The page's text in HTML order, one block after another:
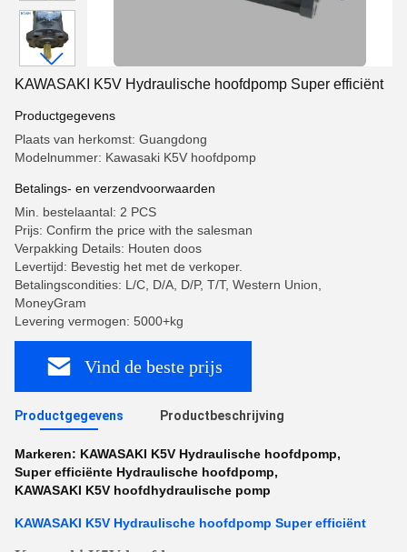
KAWASAKI K5V Hydraulische hoofdpomp Super efficiënt
Productgegevens
Plaats van herkomst: Guangdong
Modelnummer: Kawasaki K5V hoofdpomp
Betalings- en verzendvoorwaarden
Min. bestelaantal: 2 PCS
Prijs: Confirm the price with the salesman
Verpakking Details: Houten doos
Levertijd: Bevestig het met de verkoper.
Betalingscondities: L/C, D/A, D/P, T/T, Western Union,
MoneyGram
Levering vermogen: 5000+kg
Vind de beste prijs
Productgegevens Productbeschrijving
Markeren: KAWASAKI K5V Hydraulische hoofdpomp,
Super efficiënte Hydraulische hoofdpomp,
KAWASAKI K5V hoofdhydraulische pomp
KAWASAKI K5V Hydraulische hoofdpomp Super efficiënt